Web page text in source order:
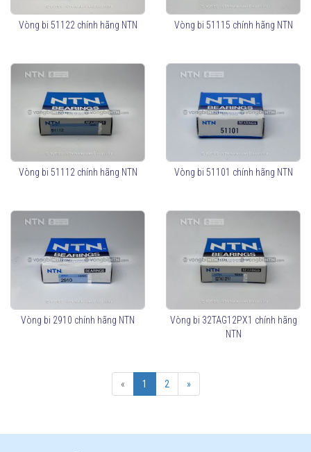
Vòng bi 51122 chính hãng NTN Vòng bi 51115 chính hãng NTN
Vòng bi 51112 chính hãng NTN Vòng bi 51101 chính hãng NTN
Vòng bi 2910 chính hãng NTN
Vòng bi 32TAG12PX1 chính hãng
NTN
« 1 2 »